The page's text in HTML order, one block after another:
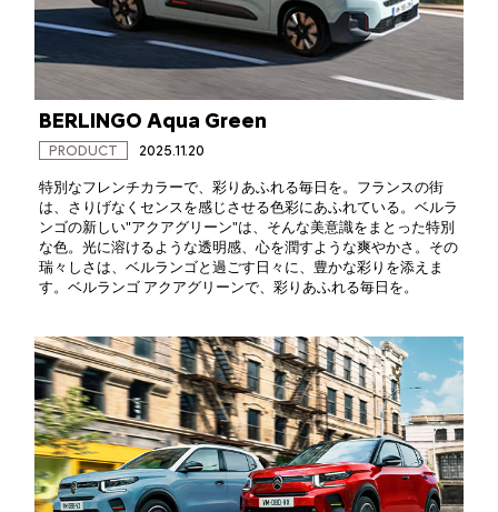
BERLINGO Aqua Green
PRODUCT 2025.11.20
特別なフレンチカラーで、彩りあふれる毎日を。フランスの街
は、さりげなくセンスを感じさせる色彩にあふれている。ベルラ
ンゴの新しい"アクアグリーン"は、そんな美意識をまとった特別
な色。光に溶けるような透明感、心を潤すような爽やかさ。その
瑞々しさは、ベルランゴと過ごす日々に、豊かな彩りを添えま
す。ベルランゴ アクアグリーンで、彩りあふれる毎日を。